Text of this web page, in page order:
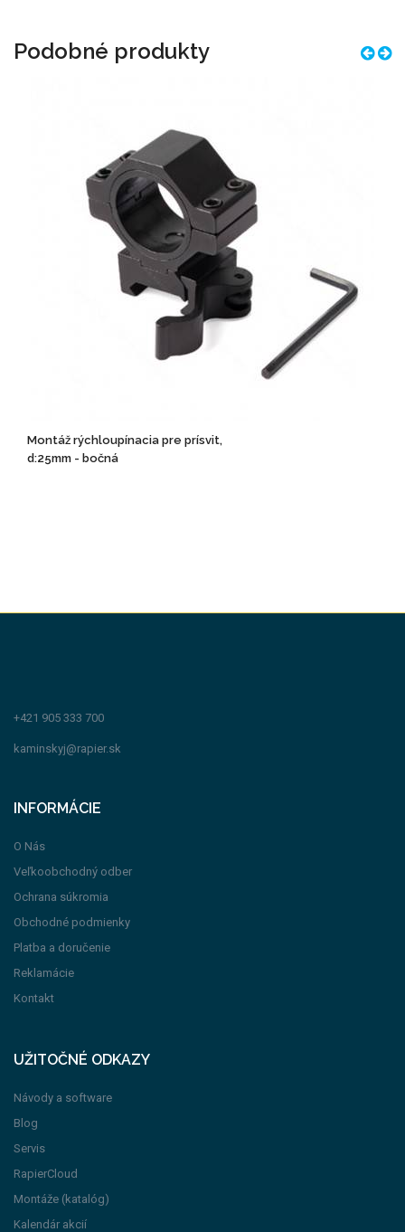
Podobné produkty
Montáž rýchloupínacia pre prísvit,
d:25mm - bočná
+421 905 333 700
kaminskyj@rapier.sk
INFORMÁCIE
O Nás
Veľkoobchodný odber
Ochrana súkromia
Obchodné podmienky
Platba a doručenie
Reklamácie
Kontakt
UŽITOČNÉ ODKAZY
Návody a software
Blog
Servis
RapierCloud
Montáže (katalóg)
Kalendár akcií